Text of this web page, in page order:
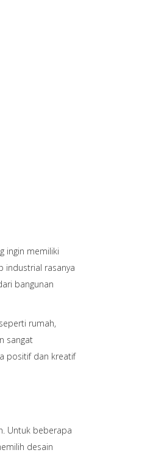
ingin memiliki
industrial rasanya
bangunan
rumah,
sangat
positif dan kreatif
Untuk beberapa
desain